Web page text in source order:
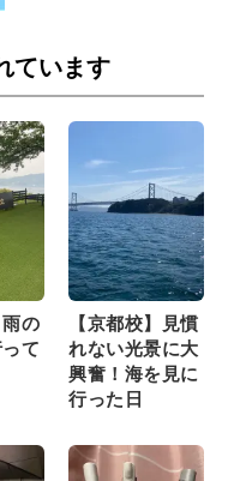
ています
雨の
て
【京都校】見慣
れない光景に大
興奮！海を見に
行った日